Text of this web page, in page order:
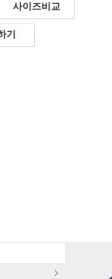
사이즈비교
기